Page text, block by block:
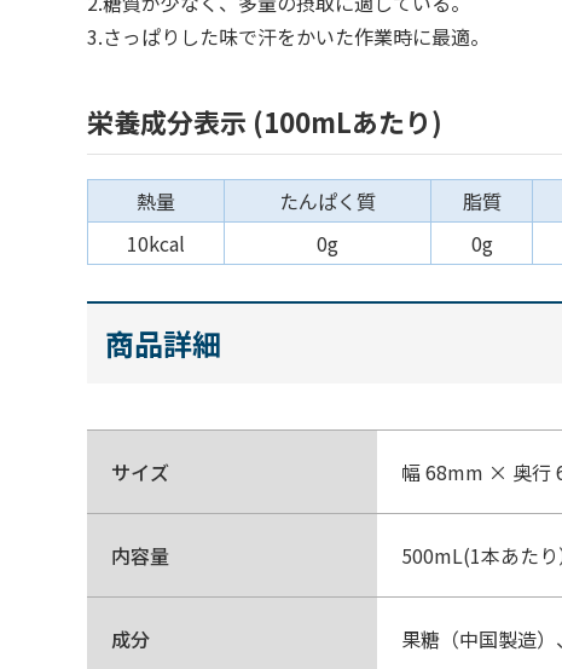
3.さっぱりした味で汗をかいた作業時に最適。
栄養成分表示 (100mLあたり)
熱量 たんぱく質 脂質
10kcal
0g 0g
商品詳細
サイズ 幅 68mm × 奥行
内容量 500mL(1本あたり
成分 果糖（中国製造